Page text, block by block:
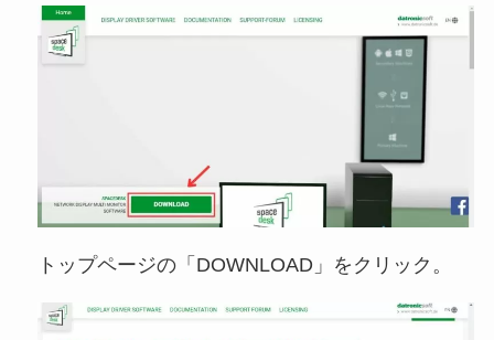
トップページの「DOWNLOAD」をクリック。